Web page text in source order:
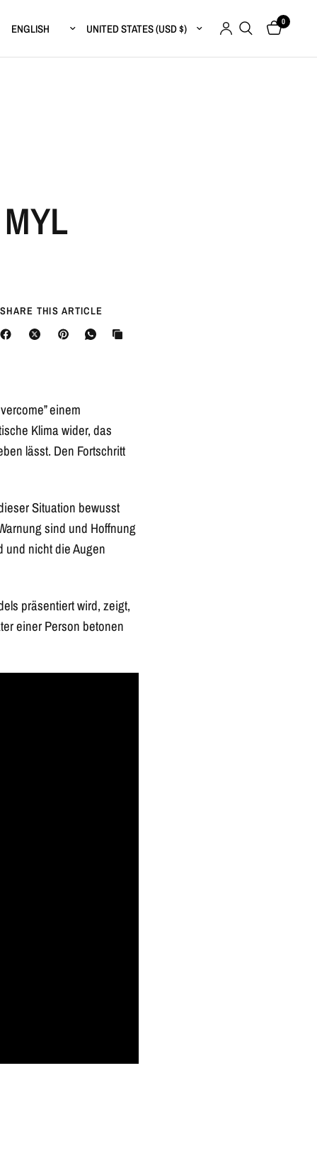
Update country/regionUpdate country/region 0
SHARE THIS ARTICLE
einem
Klima wider, das
lässt. Den Fortschritt
Situation bewusst
sind und Hoffnung
und nicht die Augen
präsentiert wird, zeigt,
einer Person betonen